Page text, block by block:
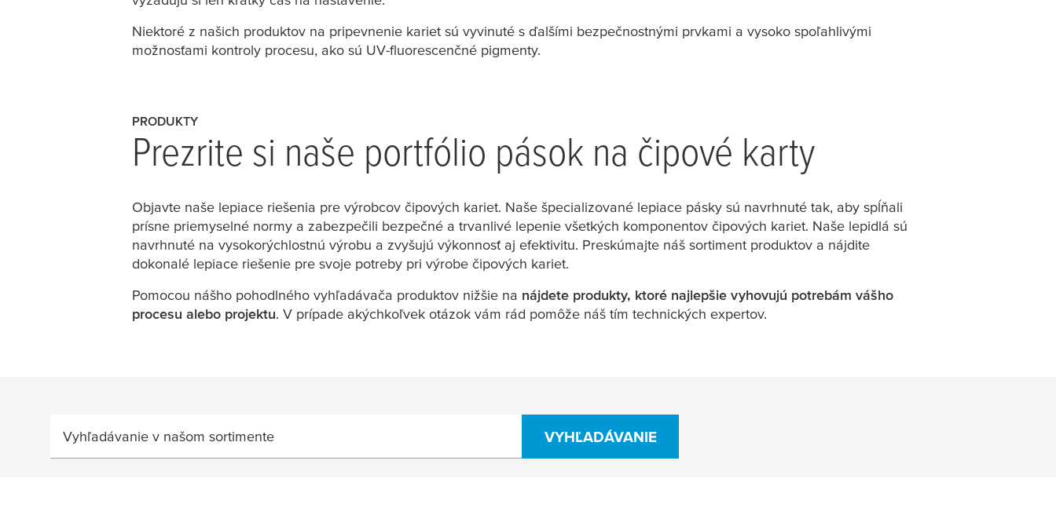
Niektoré z našich produktov na pripevnenie kariet sú vyvinuté s ďalšími bezpečnostnými prvkami a vysoko spoľahlivými
možnosťami kontroly procesu, ako sú UV-fluorescenčné pigmenty.
PRODUKTY
Prezrite si naše portfólio pások na čipové karty
Objavte naše lepiace riešenia pre výrobcov čipových kariet. Naše špecializované lepiace pásky sú navrhnuté tak, aby spĺňali
prísne priemyselné normy a zabezpečili bezpečné a trvanlivé lepenie všetkých komponentov čipových kariet. Naše lepidlá sú
navrhnuté na vysokorýchlostnú výrobu a zvyšujú výkonnosť aj efektivitu. Preskúmajte náš sortiment produktov a nájdite
dokonalé lepiace riešenie pre svoje potreby pri výrobe čipových kariet.
Pomocou nášho pohodlného vyhľadávača produktov nižšie na nájdete produkty, ktoré najlepšie vyhovujú potrebám vášho
procesu alebo projektu. V prípade akýchkoľvek otázok vám rád pomôže náš tím technických expertov.
Vyhľadávanie v našom sortimente VYHĽADÁVANIE